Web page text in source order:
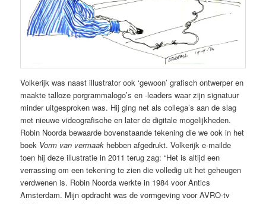
Volkerijk was naast illustrator ook ‘gewoon’ grafisch ontwerper en
maakte talloze porgrammalogo’s en -leaders waar zijn signatuur
minder uitgesproken was. Hij ging net als collega’s aan de slag
met nieuwe videografische en later de digitale mogelijkheden.
Robin Noorda bewaarde bovenstaande tekening die we ook in het
boek Vorm van vermaak hebben afgedrukt. Volkerijk e-mailde
toen hij deze illustratie in 2011 terug zag: “Het is altijd een
verrassing om een tekening te zien die volledig uit het geheugen
verdwenen is. Robin Noorda werkte in 1984 voor Antics
Amsterdam. Mijn opdracht was de vormgeving voor AVRO-tv